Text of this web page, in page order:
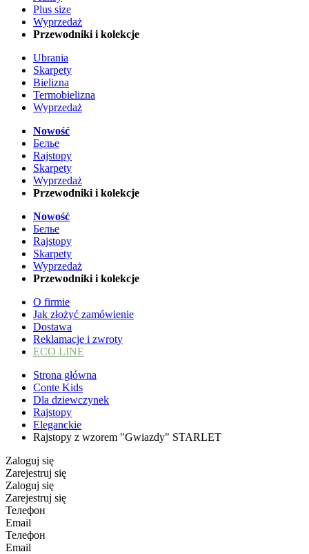
Plus size
Wyprzedaż
Przewodniki i kolekcje
Ubrania
Skarpety
Bielizna
Termobielizna
Wyprzedaż
Nowość
Белье
Rajstopy
Skarpety
Wyprzedaż
Przewodniki i kolekcje
Nowość
Белье
Rajstopy
Skarpety
Wyprzedaż
Przewodniki i kolekcje
O firmie
Jak złożyć zamówienie
Dostawa
Reklamacje i zwroty
ECO LINE
Strona główna
Conte Kids
Dla dziewczynek
Rajstopy
Eleganckie
Rajstopy z wzorem "Gwiazdy" STARLET
Zaloguj się
Zarejestruj się
Zaloguj się
Zarejestruj się
Телефон
Email
Телефон
Email